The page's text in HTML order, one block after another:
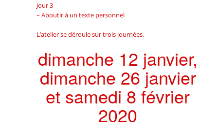
Jour 3
– Aboutir à un texte personnel
L’atelier se déroule sur trois journées,
dimanche 12 janvier,
dimanche 26 janvier
et samedi 8 février
2020